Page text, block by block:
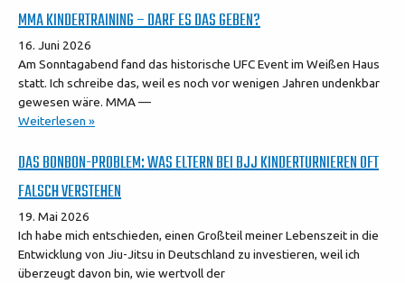
MMA KINDERTRAINING – DARF ES DAS GEBEN?
16. Juni 2026
Am Sonntagabend fand das historische UFC Event im Weißen Haus
statt. Ich schreibe das, weil es noch vor wenigen Jahren undenkbar
gewesen wäre. MMA —
Weiterlesen »
DAS BONBON-PROBLEM: WAS ELTERN BEI BJJ KINDERTURNIEREN OFT
FALSCH VERSTEHEN
19. Mai 2026
Ich habe mich entschieden, einen Großteil meiner Lebenszeit in die
Entwicklung von Jiu-Jitsu in Deutschland zu investieren, weil ich
überzeugt davon bin, wie wertvoll der